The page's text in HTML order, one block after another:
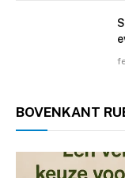
BOVENKANT